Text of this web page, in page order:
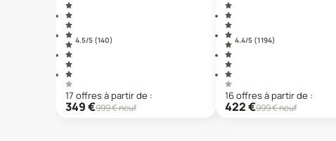
4.5/5 (140)
17 offresà partir de :
349€999€ neuf
4.4/5 (1 194)
16offresà partir de :
422€999€ neuf